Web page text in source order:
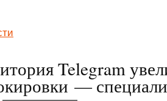
Telegram
—